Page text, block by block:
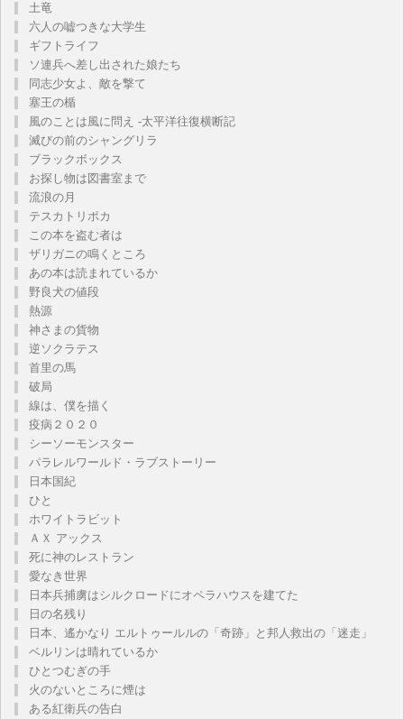
土竜
六人の嘘つきな大学生
ギフトライフ
ソ連兵へ差し出された娘たち
同志少女よ、敵を撃て
塞王の楯
風のことは風に問え -太平洋往復横断記
滅びの前のシャングリラ
ブラックボックス
お探し物は図書室まで
流浪の月
テスカトリポカ
この本を盗む者は
ザリガニの鳴くところ
あの本は読まれているか
野良犬の値段
熱源
神さまの貨物
逆ソクラテス
首里の馬
破局
線は、僕を描く
疫病２０２０
シーソーモンスター
パラレルワールド・ラブストーリー
日本国紀
ひと
ホワイトラビット
ＡＸ アックス
死に神のレストラン
愛なき世界
日本兵捕虜はシルクロードにオペラハウスを建てた
日の名残り
日本、遙かなり エルトゥールルの「奇跡」と邦人救出の「迷走」
ベルリンは晴れているか
ひとつむぎの手
火のないところに煙は
ある紅衛兵の告白